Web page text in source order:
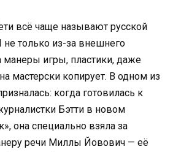
всё чаще называют русской
только из-за внешнего
манеры игры, пластики, даже
мастерски копирует. В одном из
когда готовилась к
Бэтти в новом
она специально взяла за
речи Миллы Йовович — её